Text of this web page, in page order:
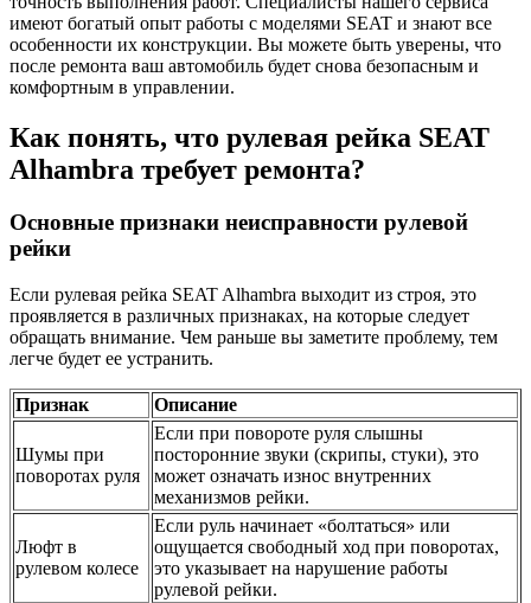
имеют богатый опыт работы с моделями SEAT и знают все
особенности их конструкции. Вы можете быть уверены, что
после ремонта ваш автомобиль будет снова безопасным и
комфортным в управлении.
Как понять, что рулевая рейка SEAT
Alhambra требует ремонта?
Основные признаки неисправности рулевой
рейки
Если рулевая рейка SEAT Alhambra выходит из строя, это
проявляется в различных признаках, на которые следует
обращать внимание. Чем раньше вы заметите проблему, тем
легче будет ее устранить.
Признак Описание
Шумы при
поворотах руля
Если при повороте руля слышны
посторонние звуки (скрипы, стуки), это
может означать износ внутренних
механизмов рейки.
Люфт в
рулевом колесе
Если руль начинает «болтаться» или
ощущается свободный ход при поворотах,
это указывает на нарушение работы
рулевой рейки.